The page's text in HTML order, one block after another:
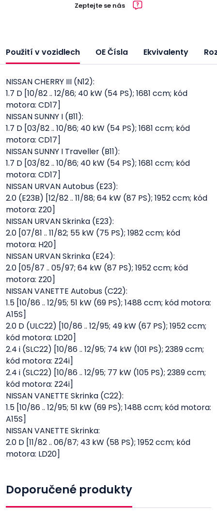
Zeptejte se nás
Použití v vozidlech OE Čísla Ekvivalenty
NISSAN CHERRY III (N12):
1.7 D [10/82 .. 12/86; 40 kW (54 PS); 1681 ccm; kód
motora: CD17]
NISSAN SUNNY I (B11):
1.7 D [03/82 .. 10/86; 40 kW (54 PS); 1681 ccm; kód
motora: CD17]
NISSAN SUNNY I Traveller (B11):
1.7 D [03/82 .. 10/86; 40 kW (54 PS); 1681 ccm; kód
motora: CD17]
NISSAN URVAN Autobus (E23):
2.0 (E23B) [12/82 .. 11/88; 64 kW (87 PS); 1952 ccm; kód
motora: Z20]
NISSAN URVAN Skrinka (E23):
2.0 [07/81 .. 11/82; 55 kW (75 PS); 1982 ccm; kód
motora: H20]
NISSAN URVAN Skrinka (E24):
2.0 [05/87 .. 05/97; 64 kW (87 PS); 1952 ccm; kód
motora: Z20]
NISSAN VANETTE Autobus (C22):
1.5 [10/86 .. 12/95; 51 kW (69 PS); 1488 ccm; kód motora:
A15S]
2.0 D (ULC22) [10/86 .. 12/95; 49 kW (67 PS); 1952 ccm;
kód motora: LD20]
2.4 i (SLC22) [10/86 .. 12/95; 74 kW (101 PS); 2389 ccm;
kód motora: Z24i]
2.4 i (SLC22) [10/86 .. 12/95; 77 kW (105 PS); 2389 ccm;
kód motora: Z24i]
NISSAN VANETTE Skrinka (C22):
1.5 [10/86 .. 12/95; 51 kW (69 PS); 1488 ccm; kód motora:
A15S]
NISSAN VANETTE Skrinka:
2.0 D [11/82 .. 06/87; 43 kW (58 PS); 1952 ccm; kód
motora: LD20]
Doporučené produkty